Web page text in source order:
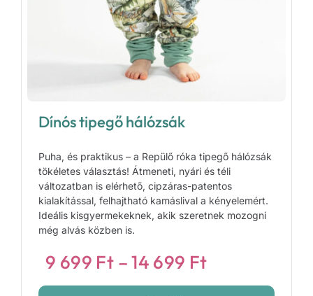
Dínós tipegő hálózsák
Puha, és praktikus – a Repülő róka tipegő hálózsák
tökéletes választás! Átmeneti, nyári és téli
változatban is elérhető, cipzáras-patentos
kialakítással, felhajtható kamáslival a kényelemért.
Ideális kisgyermekeknek, akik szeretnek mozogni
még alvás közben is.
9 699 Ft –14 699 Ft
9